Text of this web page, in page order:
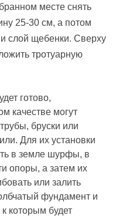
месте снять
25-30 см, а потом
слой щебенки. Сверху
тротуарную
готово,
качестве могут
бруски или
Для их установки
в земле шурфы, в
опоры, а затем их
или залить
фундамент и
которым будет